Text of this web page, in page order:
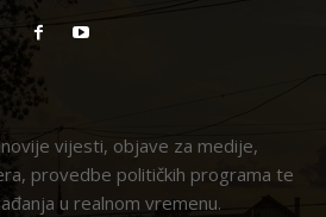
vijesti, objave za medije,
provedbe političkih programa te
u realnom vremenu.